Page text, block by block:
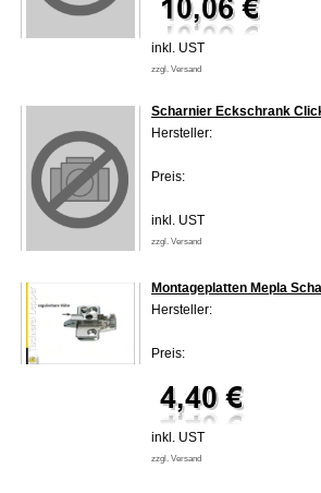
inkl. UST
zzgl. Versand
Scharnier Eckschrank
Hersteller:
Preis:
inkl. UST
zzgl. Versand
Montageplatten Mepla
Hersteller:
Preis:
inkl. UST
zzgl. Versand